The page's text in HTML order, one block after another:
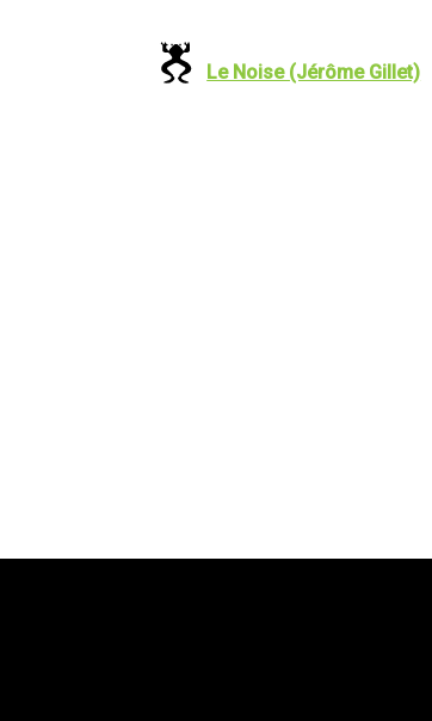
Le Noise (Jérôme Gillet)